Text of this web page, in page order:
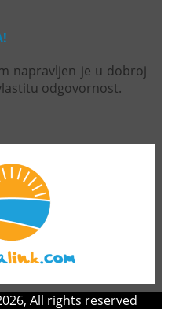
napravljen je u dobroj
odgovornost.
All rights reserved